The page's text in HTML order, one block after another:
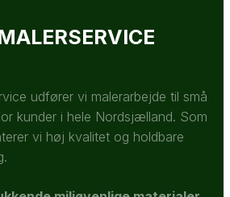
udfører vi malerarbejde til små
kunder i hele Nordsjælland. Som
vi høj kvalitet og holdbare